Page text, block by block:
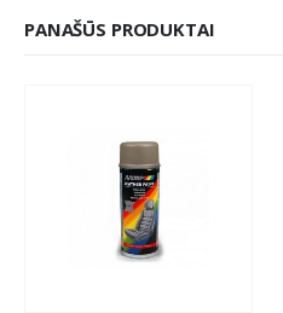
PANAŠŪS PRODUKTAI